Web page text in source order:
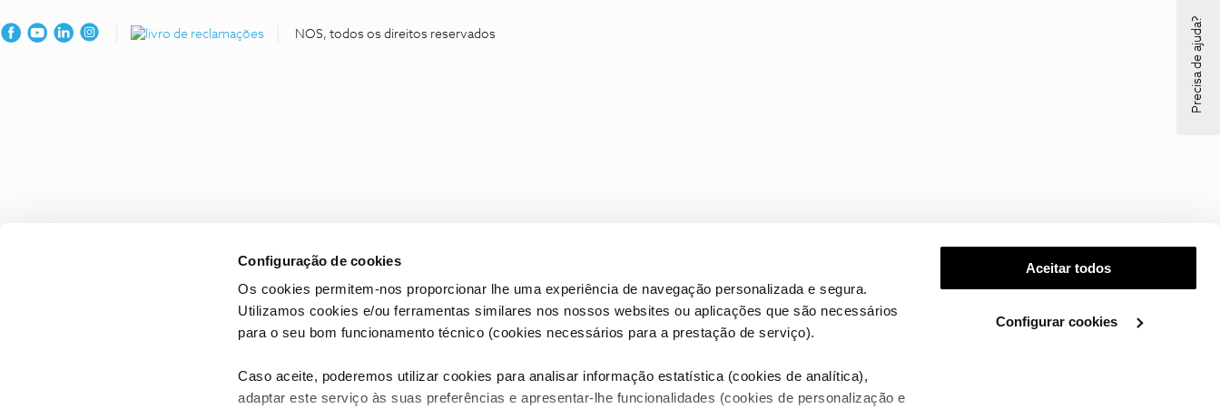
Configuração de cookies
Os cookies permitem-nos proporcionar lhe uma experiência de navegação personalizada e segura.
Utilizamos cookies e/ou ferramentas similares nos nossos websites ou aplicações que são necessários
para o seu bom funcionamento técnico (cookies necessários para a prestação de serviço).
Caso aceite, poderemos utilizar cookies para analisar informação estatística (cookies de analítica),
adaptar este serviço às suas preferências e apresentar-lhe funcionalidades (cookies de personalização e
Aceitar todos
Configurar cookies
NOS, todos os direitos reservados Precisa de ajuda?